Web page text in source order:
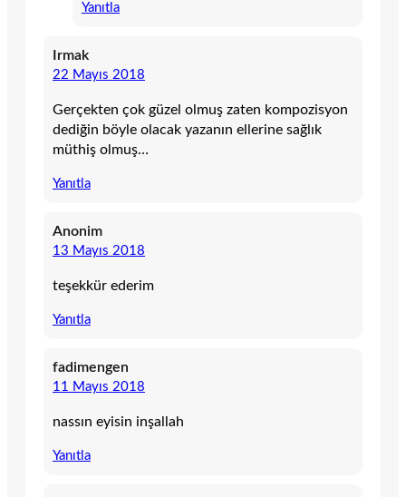
Yanıtla
Irmak
22 Mayıs 2018
Gerçekten çok güzel olmuş zaten kompozisyon
dediğin böyle olacak yazanın ellerine sağlık
müthiş olmuş…
Yanıtla
Anonim
13 Mayıs 2018
teşekkür ederim
Yanıtla
fadimengen
11 Mayıs 2018
nassın eyisin inşallah
Yanıtla